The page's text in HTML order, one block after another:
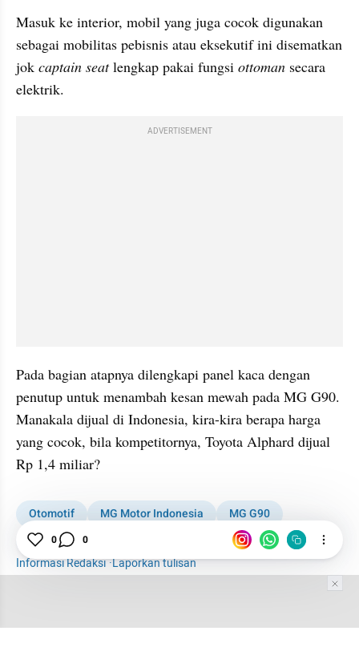
Masuk ke interior, mobil yang juga cocok digunakan
sebagai mobilitas pebisnis atau eksekutif ini disematkan
jok captain seat lengkap pakai fungsi ottoman secara
elektrik.
ADVERTISEMENT
Pada bagian atapnya dilengkapi panel kaca dengan
penutup untuk menambah kesan mewah pada MG G90.
Manakala dijual di Indonesia, kira-kira berapa harga
yang cocok, bila kompetitornya, Toyota Alphard dijual
Rp 1,4 miliar?
Otomotif MG Motor Indonesia
MG G90
GJAW 2024
Informasi Redaksi·Laporkan tulisan
0 0